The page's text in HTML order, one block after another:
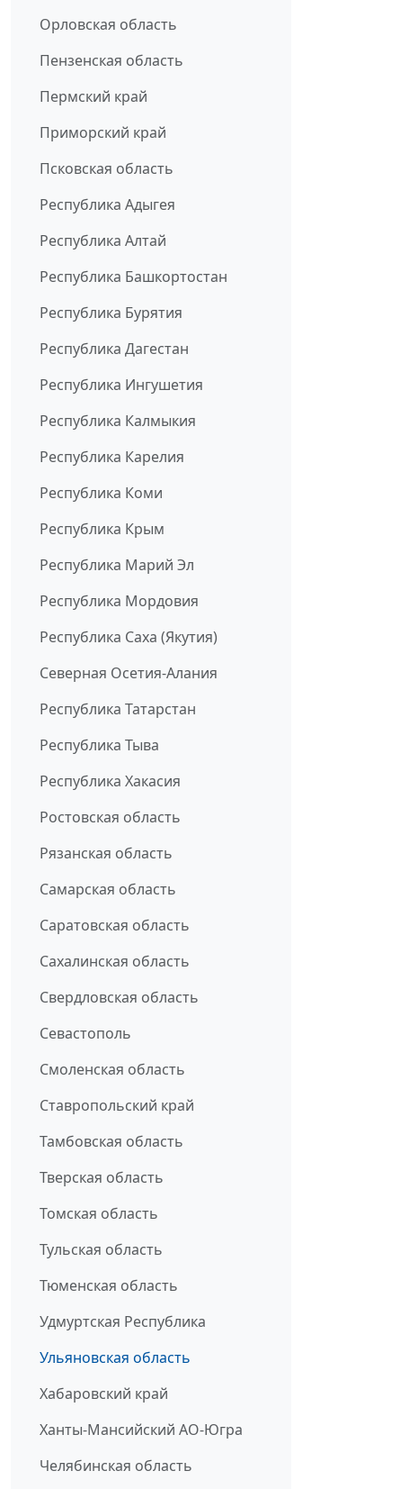
Орловская область
Пензенская область
Пермский край
Приморский край
Псковская область
Республика Адыгея
Республика Алтай
Республика Башкортостан
Республика Бурятия
Республика Дагестан
Республика Ингушетия
Республика Калмыкия
Республика Карелия
Республика Коми
Республика Крым
Республика Марий Эл
Республика Мордовия
Республика Саха (Якутия)
Северная Осетия-Алания
Республика Татарстан
Республика Тыва
Республика Хакасия
Ростовская область
Рязанская область
Самарская область
Саратовская область
Сахалинская область
Свердловская область
Севастополь
Смоленская область
Ставропольский край
Тамбовская область
Тверская область
Томская область
Тульская область
Тюменская область
Удмуртская Республика
Ульяновская область
Хабаровский край
Ханты-Мансийский АО-Югра
Челябинская область